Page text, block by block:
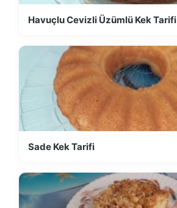
Havuçlu Cevizli Üzümlü Kek Tarifi
Sade Kek Tarifi